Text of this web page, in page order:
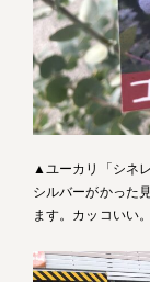
▲ユーカリ「シネ
シルバーがかった
ます。カッコいい。